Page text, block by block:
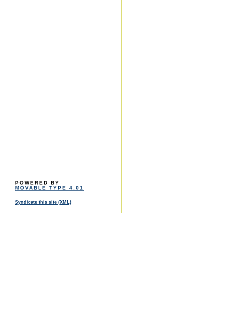
POWERED BY
MOVABLE TYPE 4.01
Syndicate this site (XML)